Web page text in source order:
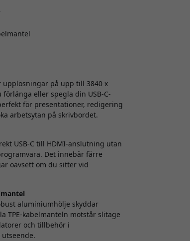
på upp till 3840 x
förlänga eller spegla din USB-C-
för presentationer, redigering
arbetsytan på skrivbordet.
USB-C till HDMI-anslutning utan
Det innebär färre
oavsett om du sitter vid
aluminiumhölje skyddar
TPE-kabelmanteln motstår slitage
och tillbehör i